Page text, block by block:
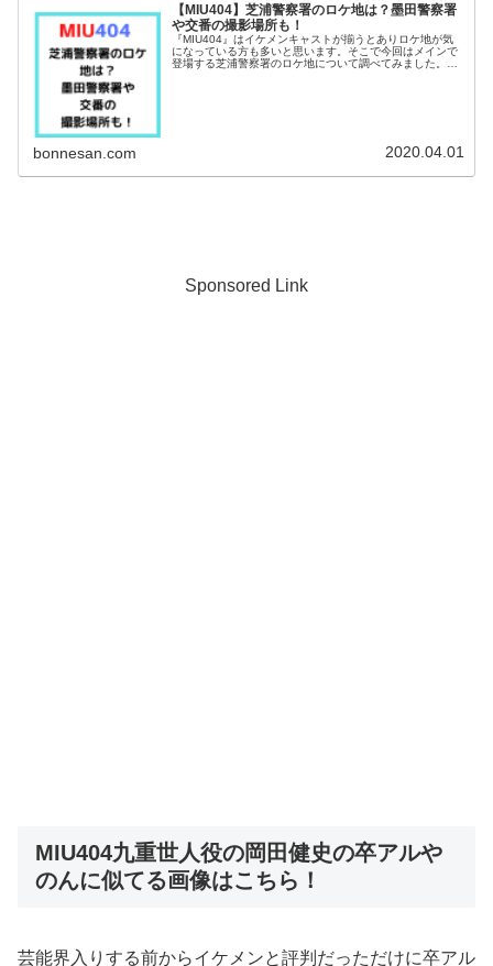
【MIU404】芝浦警察署のロケ地は？墨田警察署
や交番の撮影場所も！
『MIU404』はイケメンキャストが揃うとありロケ地が気
になっている方も多いと思います。そこで今回はメインで
登場する芝浦警察署のロケ地について調べてみました。墨
bonnesan.com 2020.04.01
Sponsored Link
MIU404九重世人役の岡田健史の卒アルや
のんに似てる画像はこちら！
芸能界入りする前からイケメンと評判だっただけに卒アル